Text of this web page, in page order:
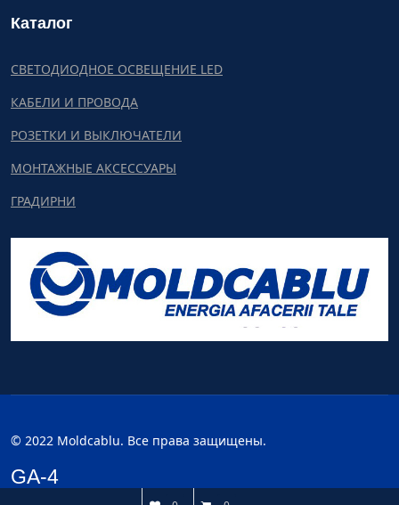
Каталог
СВЕТОДИОДНОЕ ОСВЕЩЕНИЕ LED
КАБЕЛИ И ПРОВОДА
РОЗЕТКИ И ВЫКЛЮЧАТЕЛИ
МОНТАЖНЫЕ АКСЕССУАРЫ
ГРАДИРНИ
© 2022 Moldcablu. Все права защищены.
GA-4